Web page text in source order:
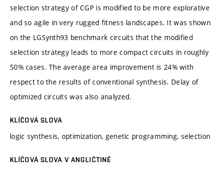
selection strategy of CGP is modified to be more explorative
and so agile in very rugged fitness landscapes. It was shown
on the LGSynth93 benchmark circuits that the modified
selection strategy leads to more compact circuits in roughly
50% cases. The average area improvement is 24% with
respect to the results of conventional synthesis. Delay of
optimized circuits was also analyzed.
KLÍČOVÁ SLOVA
logic synthesis, optimization, genetic programming, selection
KLÍČOVÁ SLOVA V ANGLIČTINĚ